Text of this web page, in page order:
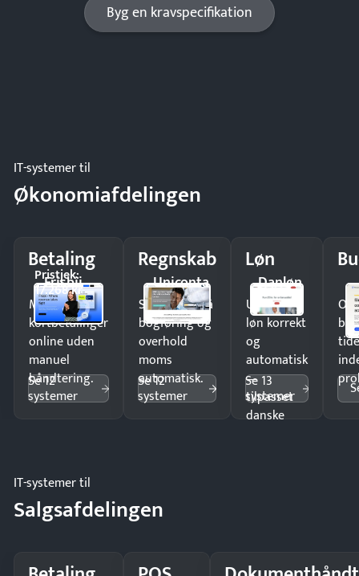
Byg en kravspecifikation
IT-systemer til
Økonomiafdelingen
Betaling
Frisbii
Pristjek:
17.268 kr
Modtag
kortbetalinger
online uden
manuel
håndtering.
Se 12
systemer
Regnskab
Uniconta
Spar timer på
bogføring og
overhold
moms
automatisk.
Se 12
systemer
Løn
Danløn
Udbetal
løn korrekt
og
automatisk
—
tilpasset
danske
Se 13
systemer
IT-systemer til
Salgsafdelingen